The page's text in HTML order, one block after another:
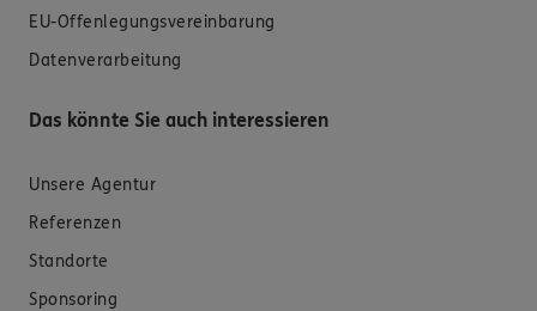
EU-Offenlegungsvereinbarung
Datenverarbeitung
Das könnte Sie auch interessieren
Unsere Agentur
Referenzen
Standorte
Sponsoring